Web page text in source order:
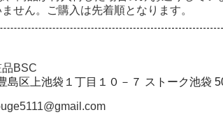
せん。ご購入は先着順となります。
BSC
島区上池袋１丁目１０－７ ストーク池袋